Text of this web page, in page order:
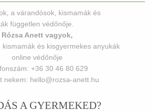
Rózsa Anett vagyok,
és kisgyermekes anyukák
online védőnője
+36 30 46 80 629
nekem: hello@rozsa-anett.hu
A GYERMEKED?